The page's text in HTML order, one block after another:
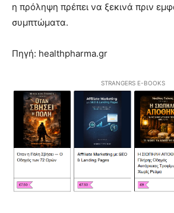
η πρόληψη πρέπει να ξεκινά πριν
συμπτώματα.
Πηγή: healthpharma.gr
STRANGERS E-BOOKS